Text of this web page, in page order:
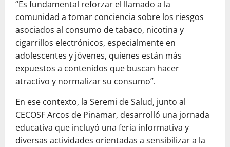
“Es fundamental reforzar el llamado a la
comunidad a tomar conciencia sobre los riesgos
asociados al consumo de tabaco, nicotina y
cigarrillos electrónicos, especialmente en
adolescentes y jóvenes, quienes están más
expuestos a contenidos que buscan hacer
atractivo y normalizar su consumo”.
En ese contexto, la Seremi de Salud, junto al
CECOSF Arcos de Pinamar, desarrolló una jornada
educativa que incluyó una feria informativa y
diversas actividades orientadas a sensibilizar a la